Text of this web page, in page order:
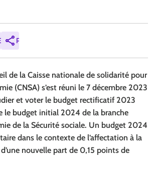
Partager
de la Caisse nationale de solidarité pour
(CNSA) s’est réuni le 7 décembre 2023
et voter le budget rectificatif 2023
le budget initial 2024 de la branche
de la Sécurité sociale. Un budget 2024
dans le contexte de l’affectation à la
nouvelle part de 0,15 points de